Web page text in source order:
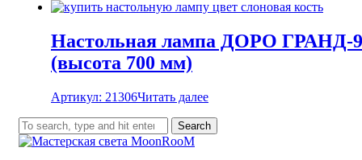
Настольная лампа ДОРО ГРАНД-9
(высота 700 мм)
Артикул: 21306Читать далее
Search